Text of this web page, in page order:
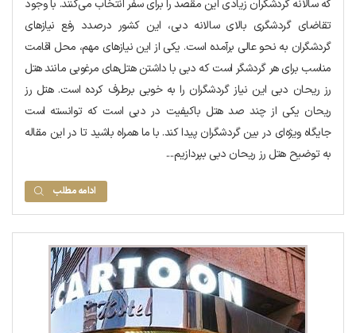
که سالانه گردشگران زیادی این مقصد را برای سفر انتخاب می‌کنند. با وجود
تقاضای گردشگری بالای سالانه دبی، این کشور درصدد رفع نیازهای
گردشگران به نحو عالی برآمده است. یکی از این نیازهای مهم، محل اقامت
مناسب برای هر گردشگر است که دبی با داشتن هتل‌های مرغوبی مانند هتل
رز ریحان دبی این نیاز گردشگران را به خوبی برطرف کرده است. هتل رز
ریحان یکی از چند صد هتل باکیفیت در دبی است که توانسته است
جایگاه ویژه‌ای در بین گردشگران پیدا کند. با ما همراه باشید تا در این مقاله
به توضیح هتل رز ریحان دبی بپردازیم....
ادامه مطلب